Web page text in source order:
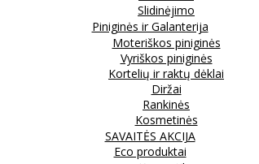
Slidinėjimo
Piniginės ir Galanterija
Moteriškos piniginės
Vyriškos piniginės
Kortelių ir raktų dėklai
Diržai
Rankinės
Kosmetinės
SAVAITĖS AKCIJA
Eco produktai